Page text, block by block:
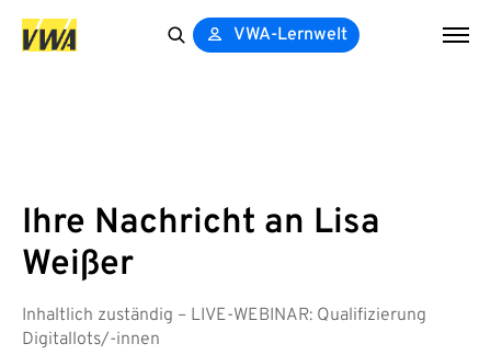
VWA-Lernwelt
Ihre Nachricht an Lisa
Weißer
Inhaltlich zuständig – LIVE-WEBINAR: Qualifizierung
Digitallots/-innen